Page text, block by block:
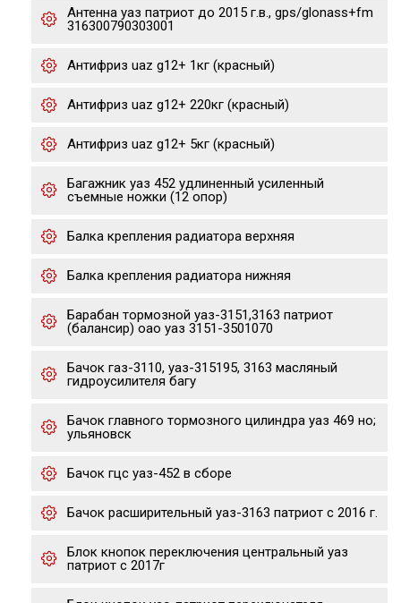
Антенна уаз патриот до 2015 г.в., gps/glonass+fm
316300790303001
Антифриз uaz g12+ 1кг (красный)
Антифриз uaz g12+ 220кг (красный)
Антифриз uaz g12+ 5кг (красный)
Багажник уаз 452 удлиненный усиленный
съемные ножки (12 опор)
Балка крепления радиатора верхняя
Балка крепления радиатора нижняя
Барабан тормозной уаз-3151,3163 патриот
(балансир) оао уаз 3151-3501070
Бачок газ-3110, уаз-315195, 3163 масляный
гидроусилителя багу
Бачок главного тормозного цилиндра уаз 469 но;
ульяновск
Бачок гцс уаз-452 в сборе
Бачок расширительный уаз-3163 патриот с 2016 г.
Блок кнопок переключения центральный уаз
патриот с 2017г